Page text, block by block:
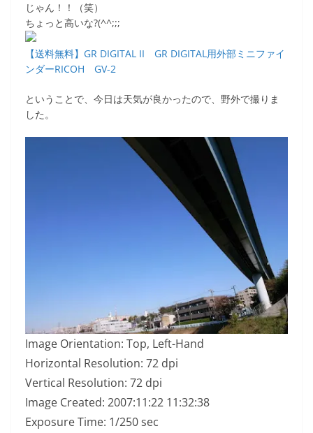
じゃん！！（笑）
ちょっと高いな?(^^;;;
【送料無料】GR DIGITAL II GR DIGITAL用外部ミニファイ
ンダーRICOH GV-2
ということで、今日は天気が良かったので、野外で撮りま
した。
Image Orientation: Top, Left-Hand
Horizontal Resolution: 72 dpi
Vertical Resolution: 72 dpi
Image Created: 2007:11:22 11:32:38
Exposure Time: 1/250 sec